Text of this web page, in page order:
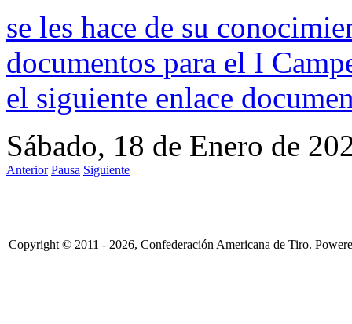
se les hace de su
documentos para el I
el siguiente enlace
Sábado, 18 de Enero de
Anterior Pausa Siguiente
Copyright © 2011 - 2026, Confederación Americana de Tiro.